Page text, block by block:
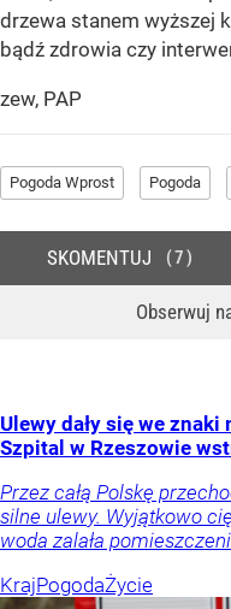
drzewa stanem wyższej
bądź zdrowia czy
zew, PAP
Pogoda Wprost Pogoda
Obserwuj
SKOMENTUJ 7
Ulewy dały się we
Szpital w Rzeszowie
Przez całą Polskę
silne ulewy. Wyjątkowo
woda zalała
KrajPogodaŻycie